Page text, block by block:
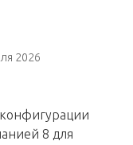
2026
8 для